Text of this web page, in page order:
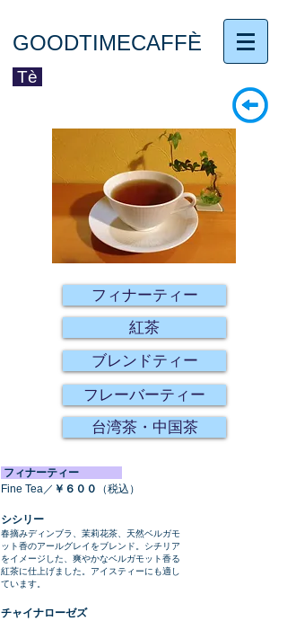
GOODTIMECAFFÈ
Tè
フィナーティー
紅茶
ブレンドティー
フレーバーティー
台湾茶・中国茶
フィナーティー
Fine Tea／ ￥６００ （税込）
シシリー
春摘みディンブラ、茉莉花茶、天然ベルガモ
ット香のアールグレイをブレンド。シチリア
をイメージした、爽やかなベルガモット香る
紅茶に仕上げました。アイスティーにも適し
ています。
チャイナローゼズ